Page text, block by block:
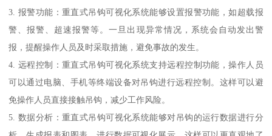
3. 报警功能：重直式吊钩可视化系统能够设置报警功能，如超载报
警、报警、超速报警等。一旦出现异常情况，系统会自动发出警
报，提醒操作人员及时采取措施，避免事故的发生。
4. 远程控制：重直式吊钩可视化系统支持远程控制功能，操作人员
可以通过电脑、手机等终端设备对吊钩进行远程控制。这样可以避
免操作人员直接接触吊钩，减少工作风险。
5. 数据分析：重直式吊钩可视化系统能够对吊钩的运行数据进行分